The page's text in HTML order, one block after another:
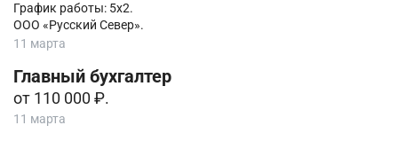
График работы: 5х2.
ООО «Русский Север».
11 марта
Главный бухгалтер
от 110 000 ₽.
11 марта